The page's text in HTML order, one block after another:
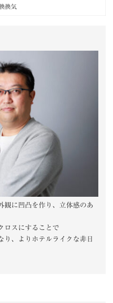
換気
観に凹凸を作り、立体感のあ
ロスにすることで
り、よりホテルライクな非日